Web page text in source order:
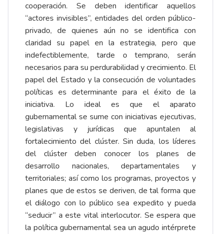
cooperación. Se deben identificar aquellos
“actores invisibles”, entidades del orden público-
privado, de quienes aún no se identifica con
claridad su papel en la estrategia, pero que
indefectiblemente, tarde o temprano, serán
necesarios para su perdurabilidad y crecimiento. El
papel del Estado y la consecución de voluntades
políticas es determinante para el éxito de la
iniciativa. Lo ideal es que el aparato
gubernamental se sume con iniciativas ejecutivas,
legislativas y jurídicas que apuntalen al
fortalecimiento del clúster. Sin duda, los líderes
del clúster deben conocer los planes de
desarrollo nacionales, departamentales y
territoriales; así como los programas, proyectos y
planes que de estos se deriven, de tal forma que
el diálogo con lo público sea expedito y pueda
“seducir” a este vital interlocutor. Se espera que
la política gubernamental sea un agudo intérprete